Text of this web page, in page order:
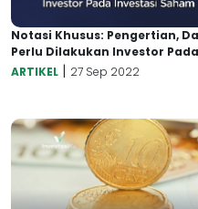
Notasi Khusus: Pengertian,
Perlu Dilakukan Investor
ARTIKEL | 27 Sep 2022